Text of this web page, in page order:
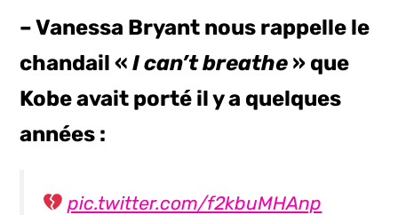
– Vanessa Bryant nous rappelle le
chandail «I can’t breathe » que
Kobe avait porté il y a quelques
années :
pic.twitter.com/f2kbuMHAnp